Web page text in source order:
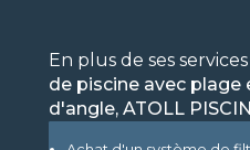
En plus de ses services
de piscine avec plage
d'angle, ATOLL